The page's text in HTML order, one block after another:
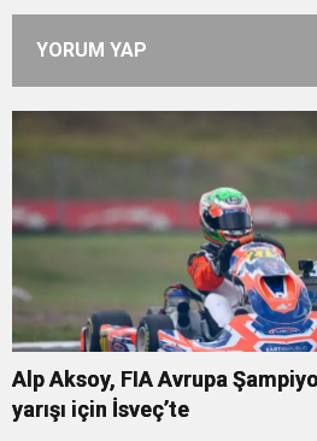
YORUM YAP
Alp Aksoy, FIA Avrupa
yarışı için İsveç’te